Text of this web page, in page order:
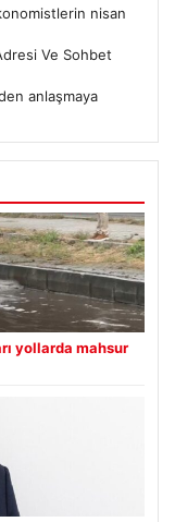
nisan
Ve Sohbet
anlaşmaya
yollarda mahsur